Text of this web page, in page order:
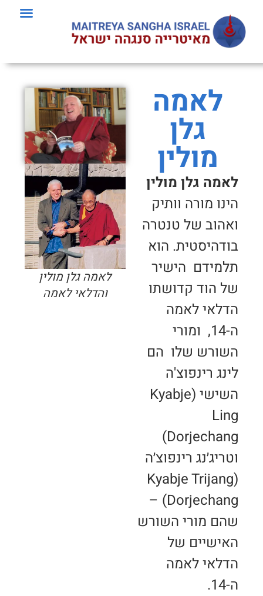
לאמה
גלן
מולין
לאמה גלן מולין
הינו מורה וותיק
ואהוב של טנטרה
בודהיסטית. הוא
תלמידם הישיר
של הוד קדושתו
הדלאי לאמה
ה-14, ומורי
השורש שלו הם
לינג רינפוצ'ה
השישי (Kyabje
Ling
Dorjechang)
וטריג׳נג רינפוצ׳ה
(Kyabje Trijang
Dorjechang) –
שהם מורי השורש
האישיים של
הדלאי לאמה
ה-14.
לאמה גלן מולין
והדלאי לאמה